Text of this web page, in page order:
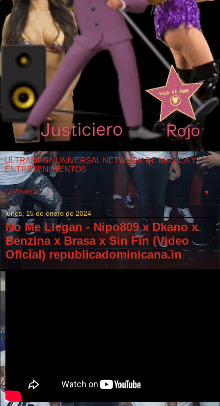
ULTRAMEGA UNIVERSAL NETWORK DE MUSICA Y
ENTRETENIMIENTOS
▼
lunes, 15 de enero de 2024
No Me Llegan - Nipo809 x Dkano x
Benzina x Brasa x Sin Fin (Video
Oficial) republicadominicana.in